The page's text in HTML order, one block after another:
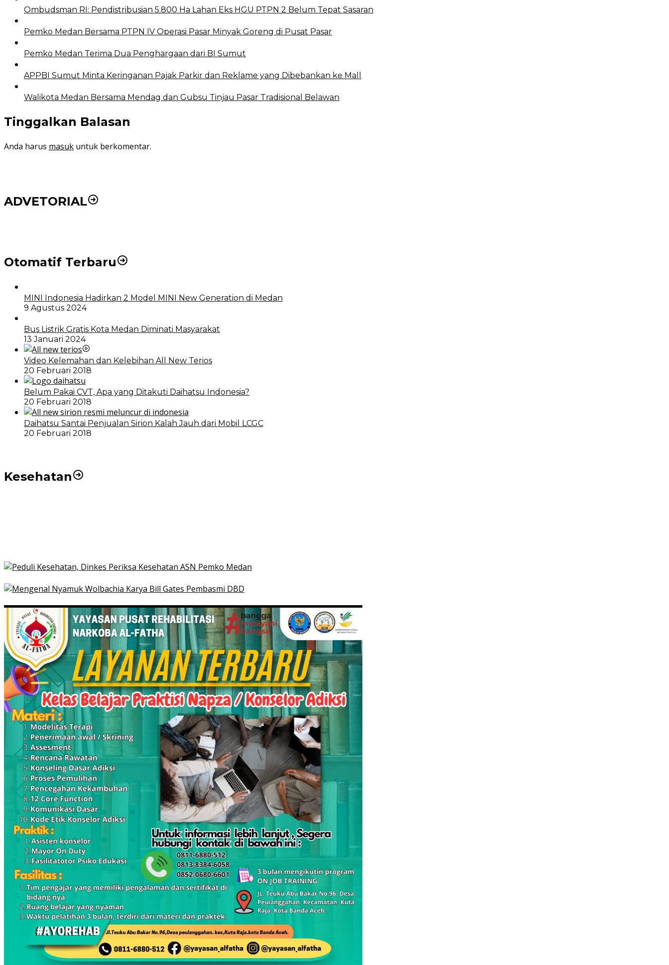
Ombudsman RI: Pendistribusian 5.800 Ha Lahan Eks HGU PTPN 2 Belum Tepat Sasaran
Pemko Medan Bersama PTPN IV Operasi Pasar Minyak Goreng di Pusat Pasar
Pemko Medan Terima Dua Penghargaan dari BI Sumut
APPBI Sumut Minta Keringanan Pajak Parkir dan Reklame yang Dibebankan ke Mall
Walikota Medan Bersama Mendag dan Gubsu Tinjau Pasar Tradisional Belawan
Tinggalkan Balasan
Anda harus masuk untuk berkomentar.
ADVETORIAL
Otomatif Terbaru
MINI Indonesia Hadirkan 2 Model MINI New Generation di Medan
9 Agustus 2024
Bus Listrik Gratis Kota Medan Diminati Masyarakat
13 Januari 2024
Video Kelemahan dan Kelebihan All New Terios
20 Februari 2018
Belum Pakai CVT, Apa yang Ditakuti Daihatsu Indonesia?
20 Februari 2018
Daihatsu Santai Penjualan Sirion Kalah Jauh dari Mobil LCGC
20 Februari 2018
Kesehatan